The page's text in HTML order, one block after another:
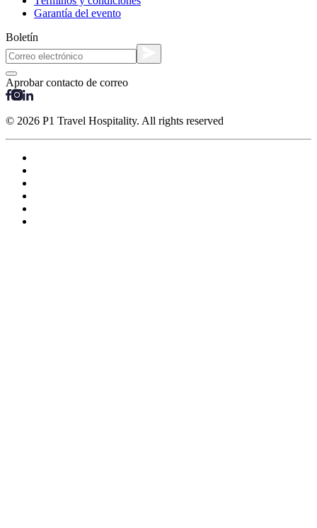
Garantía del evento
Boletín
Aprobar contacto de correo
© 2026 P1 Travel Hospitality. All rights reserved